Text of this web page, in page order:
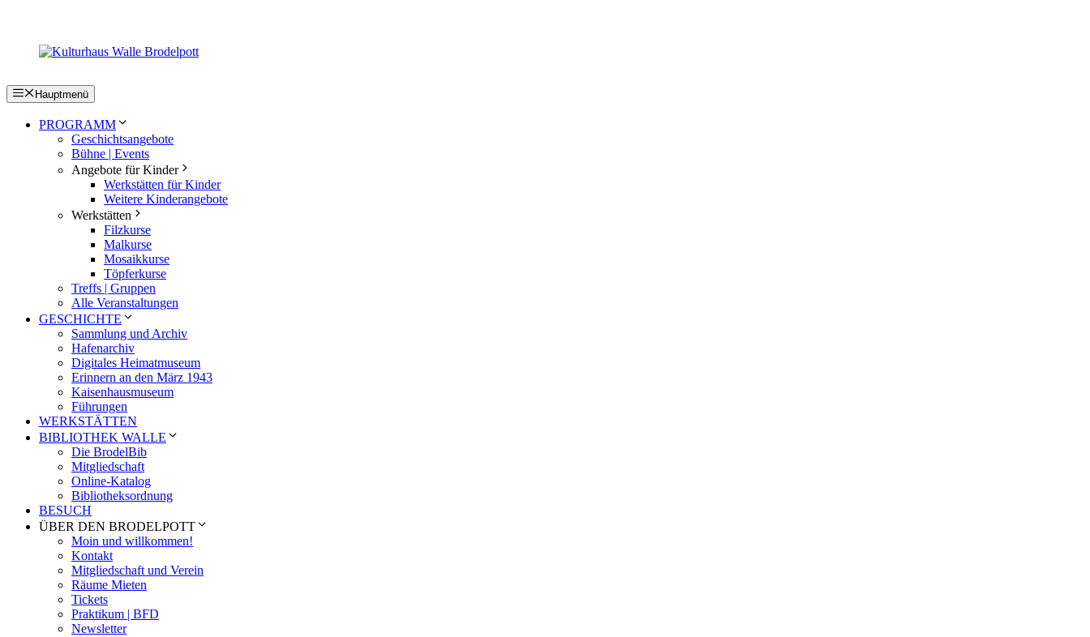
springen
Hauptmenü
PROGRAMM
Geschichtsangebote
Bühne | Events
Angebote für Kinder
Werkstätten für Kinder
Weitere Kinderangebote
Werkstätten
Filzkurse
Malkurse
Mosaikkurse
Töpferkurse
Treffs | Gruppen
Alle Veranstaltungen
GESCHICHTE
Sammlung und Archiv
Hafenarchiv
Digitales Heimatmuseum
Erinnern an den März 1943
Kaisenhausmuseum
Führungen
WERKSTÄTTEN
BIBLIOTHEK WALLE
Die BrodelBib
Mitgliedschaft
Online-Katalog
Bibliotheksordnung
BESUCH
ÜBER DEN BRODELPOTT
Moin und willkommen!
Kontakt
Mitgliedschaft und Verein
Räume Mieten
Tickets
Praktikum | BFD
Newsletter